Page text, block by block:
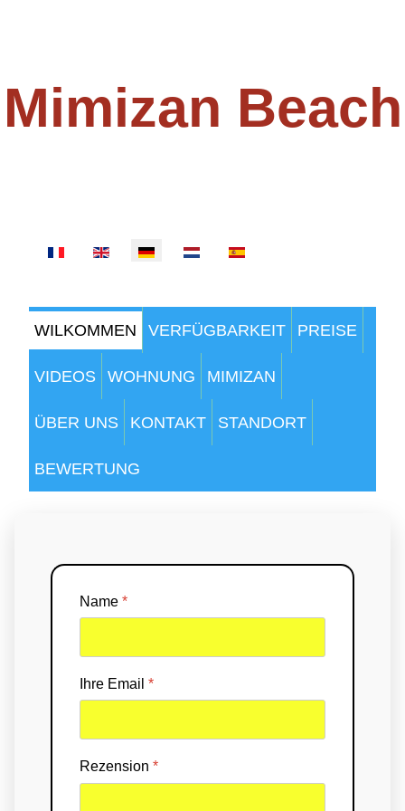
Mimizan Beach
Sprache auswählen
WILKOMMEN VERFÜGBARKEIT PREISE
VIDEOS WOHNUNG MIMIZAN
ÜBER UNS KONTAKT STANDORT
BEWERTUNG
Name *
Ihre Email *
Rezension *